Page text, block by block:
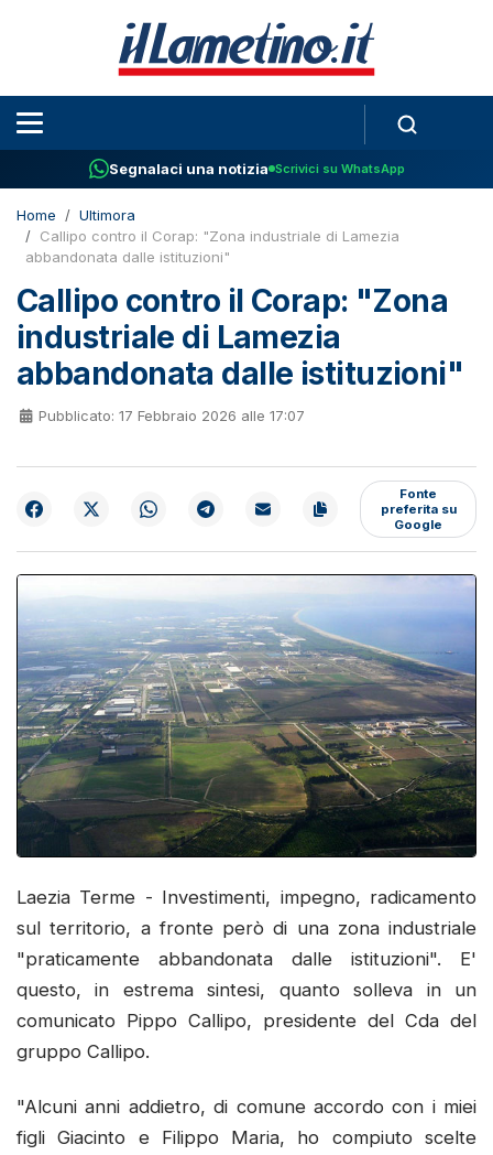
Segnalaci una notizia Scrivici su WhatsApp
Home
Ultimora
Callipo contro il Corap: "Zona industriale di Lamezia
abbandonata dalle istituzioni"
Callipo contro il Corap: "Zona
industriale di Lamezia
abbandonata dalle istituzioni"
Pubblicato: 17 Febbraio 2026 alle 17:07
Fonte
preferita su
Google
Laezia Terme - Investimenti, impegno, radicamento
sul territorio, a fronte però di una zona industriale
"praticamente abbandonata dalle istituzioni". E'
questo, in estrema sintesi, quanto solleva in un
comunicato Pippo Callipo, presidente del Cda del
gruppo Callipo.
"Alcuni anni addietro, di comune accordo con i miei
figli Giacinto e Filippo Maria, ho compiuto scelte